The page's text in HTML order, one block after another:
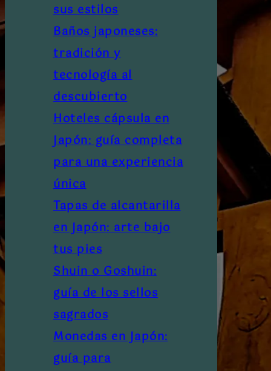
sus estilos
Baños japoneses:
tradición y
tecnología al
descubierto
Hoteles cápsula en
Japón: guía completa
para una experiencia
única
Tapas de alcantarilla
en Japón: arte bajo
tus pies
Shuin o Goshuin:
guía de los sellos
sagrados
Monedas en Japón:
guía para